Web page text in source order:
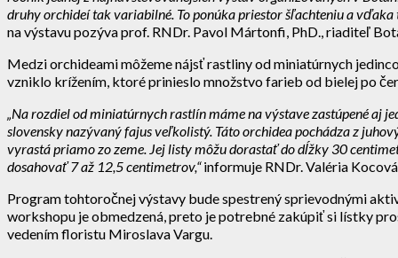
druhy orchideí tak variabilné. To ponúka priestor šľachteniu a
na výstavu pozýva prof. RNDr. Pavol Mártonfi, PhD., riaditeľ
Medzi orchideami môžeme nájsť rastliny od miniatúrnych
vzniklo krížením, ktoré prinieslo množstvo farieb od bielej po
„Na rozdiel od miniatúrnych rastlín máme na výstave zastúpené aj
slovensky nazývaný fajus veľkolistý. Táto orchidea pochádza z
vyrastá priamo zo zeme. Jej listy môžu dorastať do dĺžky 30
dosahovať 7 až 12,5 centimetrov,“informuje RNDr. Valéria
Program tohtoročnej výstavy bude spestrený sprievodnými
workshopu je obmedzená, preto je potrebné zakúpiť si lístky
vedením floristu Miroslava Vargu.